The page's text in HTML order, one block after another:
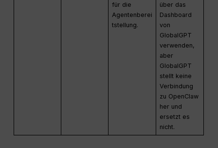
für die
Agentenberei
tstellung.
über das
Dashboard
von
GlobalGPT
verwenden,
aber
GlobalGPT
stellt keine
Verbindung
zu OpenClaw
her und
ersetzt es
nicht.